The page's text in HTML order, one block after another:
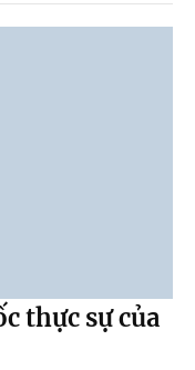
thực sự của